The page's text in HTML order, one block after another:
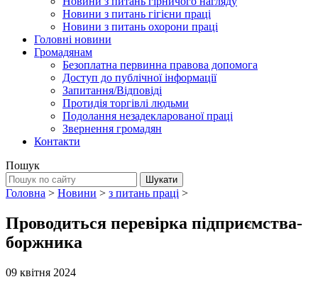
Новини з питань гігієни праці
Новини з питань охорони праці
Головні новини
Громадянам
Безоплатна первинна правова допомога
Доступ до публічної інформації
Запитання/Відповіді
Протидія торгівлі людьми
Подолання незадекларованої праці
Звернення громадян
Контакти
Пошук
Головна > Новини > з питань праці >
Проводиться перевірка підприємства-
боржника
09 квітня 2024